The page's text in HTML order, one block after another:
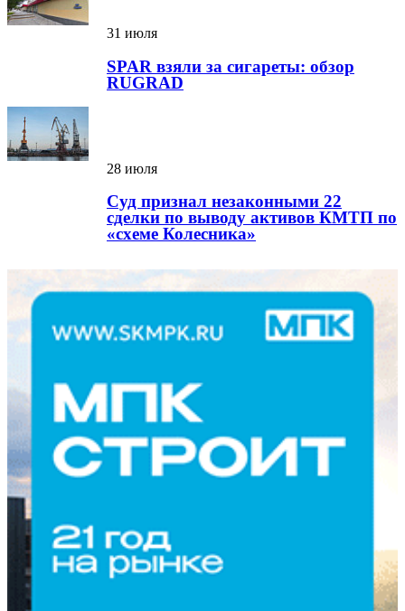
31 июля
SPAR взяли за сигареты: обзор
RUGRAD
28 июля
Суд признал незаконными 22
сделки по выводу активов КМТП по
«схеме Колесника»